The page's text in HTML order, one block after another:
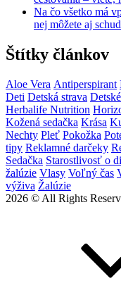
Na čo všetko má
nej môžete aj
Štítky článkov
Aloe Vera Antiperspirant
Deti Detská strava
Herbalife Nutrition
Kožená sedačka Krása
Nechty Pleť Pokožka
tipy Reklamné darčeky
Sedačka Starostlivosť o
žalúzie Vlasy Voľný čas
výživa Žalúzie
2026 © All Rights